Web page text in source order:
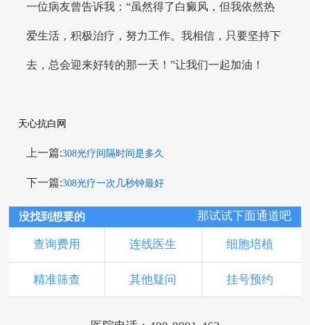
一位病友曾告诉我：“虽然得了白癜风，但我依然热
爱生活，积极治疗，努力工作。我相信，只要坚持下
去，总会迎来好转的那一天！”让我们一起加油！
天心抗白网
上一篇:308光疗间隔时间是多久
下一篇:308光疗一次几秒钟最好
没找到想要的 那试试下面通道吧
查询费用 连线医生 细胞培植
精准筛查 其他疑问 挂号预约